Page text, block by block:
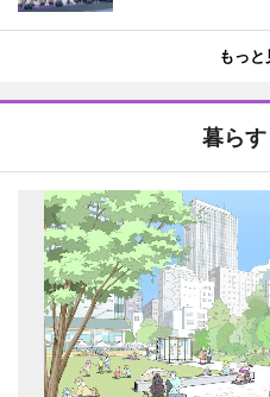
もっと
暮らす